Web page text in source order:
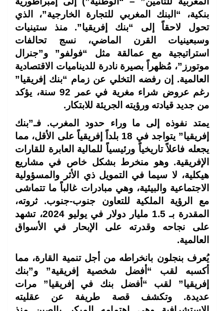
بنكية، “البنك المغربي للتجارة الخارجية”، الذي
تحول لاحقاً إلى “بنك إفريقيا”. منذ ستينيات
وسبعينيات القرن الماضي، نسج تحالفات
استراتيجية مع عمالقة مثل “فولفو” و”جنرال
موتورز”، مُظهراً بصيرة نادرة للديناميات الاقتصادية
العالمية. إن رفضه التخلي عن زمام “بنك إفريقيا”
رغم عروض شراء مغرية في عمر 92 سنة، يؤكد
من جديد قيادته ورؤيته الجريئة للابتكار.
يمتد نفوذه إلى ما وراء حدود المغرب. فـ”بنك
إفريقيا” يتواجد في 18 بلداً إفريقياً على الأقل، مما
يجعله فاعلاً تاريخياً ورئيسياً للمالية العابرة للقارات
الإفريقية. وهو منخرط بشكل خاص في مشاريع
هيكلية، لا سيما في التمويل ذي الأثر والمسؤولية
الاجتماعية والبيئية، وهي مبادرات غالباً ما تتماشى
مع الرؤية الملكية للتعاون جنوب-جنوب. ثروته،
المقدرة بـ 1.5 مليار دولار في يوليو 2024، تشهد
على نجاحه وقدرته على الإبحار في الأسواق
العالمية.
يُعرف بنجلون بانخراطه من أجل تنمية القارة، مما
أكسبه لقب “أفضل شخصية إفريقية” و”بنك
إفريقيا” لقب “أفضل بنك في إفريقيا” مرات
عديدة. وتكشف قصة طريفة عن عقليته